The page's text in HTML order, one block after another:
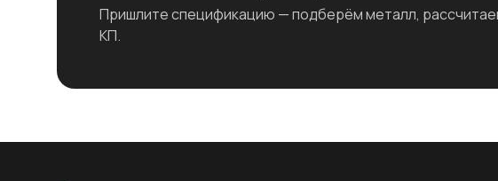
Пришлите спецификацию — подберём металл,
КП.